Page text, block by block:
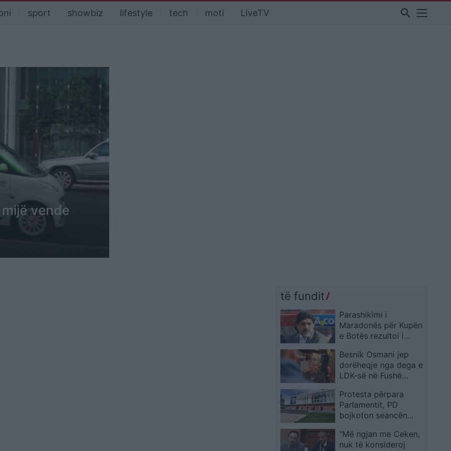
sport showbiz lifestyle tech moti LiveTV search
vende
të fundit
Parashikimi i
Maradonës për Kupën
e Botës rezultoi i
Besnik Osmani jep
dorëheqje nga dega e
LDK-së në Fushë
zgjedhor
Protesta përpara
Parlamentit, PD
bojkoton seancën
qytetërave të
dëgjohen
“Më ngjan me Ceken,
nuk të konsideroj